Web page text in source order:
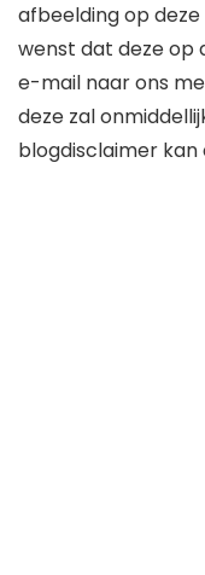
afbeelding op
wenst dat deze op
e-mail naar ons
deze zal
blogdisclaimer kan